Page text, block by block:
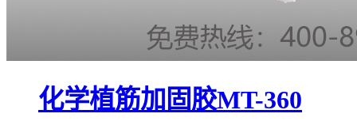
化学植筋加固胶MT-360